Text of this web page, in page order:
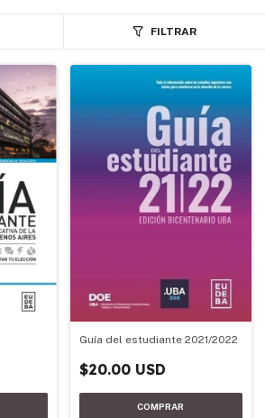
FILTRAR
Guía del estudiante 2021/2022
$20.00 USD